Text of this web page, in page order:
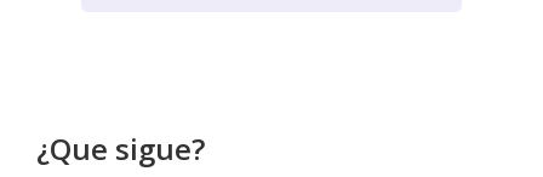
¿Que sigue?